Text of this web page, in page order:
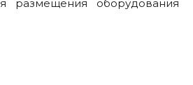
размещения оборудования